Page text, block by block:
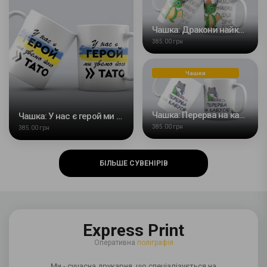
Чашка: У нас є герой ми звемо його тато
385.00 грн
Чашка: Дракони найкращі друзі дівчат
385.00 грн
Чашки
Чашка: Перерва на кавусю
385.00 грн
БІЛЬШЕ СУВЕНІРІВ
Express Print
Оперативна поліграфія